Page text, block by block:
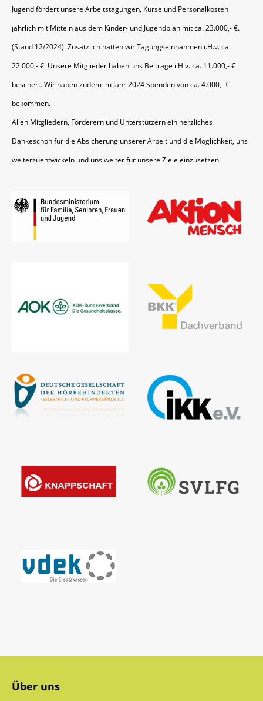
Jugend fördert unsere Arbeitstagungen, Kurse und Personalkosten
jährlich mit Mitteln aus dem Kinder- und Jugendplan mit ca. 23.000,- €.
(Stand 12/2024). Zusätzlich hatten wir Tagungseinnahmen i.H.v. ca.
22.000,- €. Unsere Mitglieder haben uns Beiträge i.H.v. ca. 11.000,- €
beschert. Wir haben zudem im Jahr 2024 Spenden von ca. 4.000,- €
bekommen.
Allen Mitgliedern, Förderern und Unterstützern ein herzliches
Dankeschön für die Absicherung unserer Arbeit und die Möglichkeit, uns
weiterzuentwickeln und uns weiter für unsere Ziele einzusetzen.
Über uns